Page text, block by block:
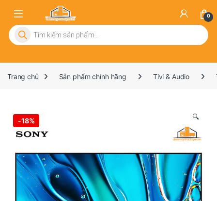
0
Tìm kiếm sản phẩm
Trang chủ Sản phẩm chính hãng Tivi & Audio
-18% 🔍